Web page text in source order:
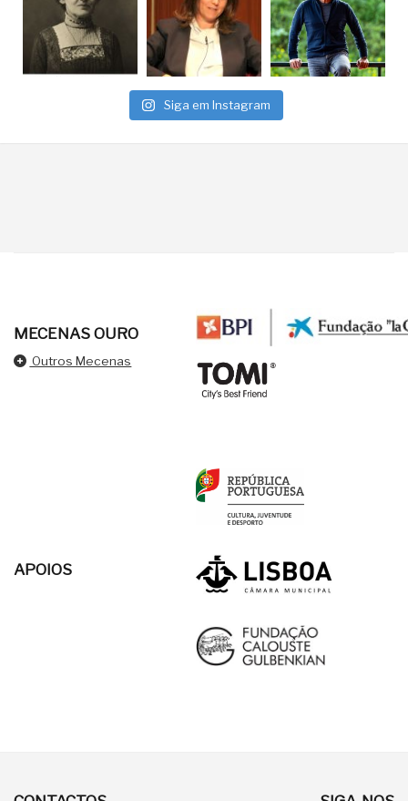
Siga em Instagram
MECENAS OURO
Outros Mecenas
APOIOS